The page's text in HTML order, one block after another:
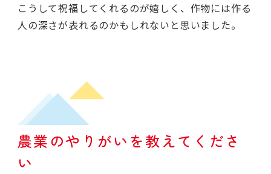
こうして祝福してくれるのが嬉しく、作物には作る
人の深さが表れるのかもしれないと思いました。
農業のやりがいを教えてくださ
い